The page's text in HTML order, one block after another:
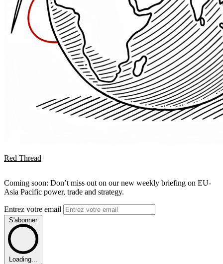
Red Thread
Coming soon: Don’t miss out on our new weekly briefing on EU-
Asia Pacific power, trade and strategy.
Entrez votre email
S'abonner
Loading...